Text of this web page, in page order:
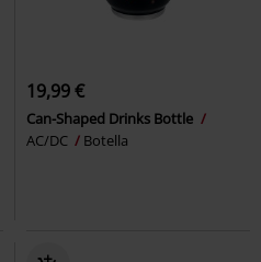
19,99 €
Can-Shaped Drinks Bottle
AC/DC
Botella